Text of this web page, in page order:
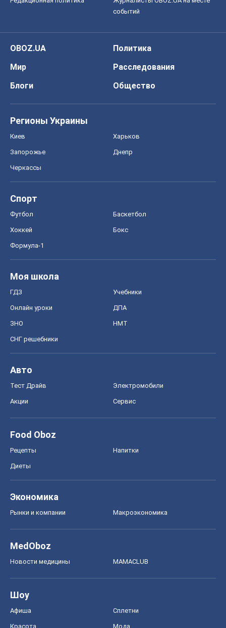
событий
OBOZ.UA
Политика
Мир
Расследования
Блоги
Общество
Регионы Украины
Киев Харьков
Запорожье Днепр
Черкассы
Спорт
Футбол Баскетбол
Хоккей Бокс
Формула-1
Моя школа
ГДЗ Учебники
Онлайн уроки ДПА
ЗНО НМТ
СНГ решебники
Авто
Тест Драйв Электромобили
Акции Сервис
Food Oboz
Рецепты Напитки
Диеты
Экономика
Рынки и компании Mакроэкономика
MedOboz
Новости медицины MAMACLUB
Шоу
Афиша Сплетни
Красота Мода